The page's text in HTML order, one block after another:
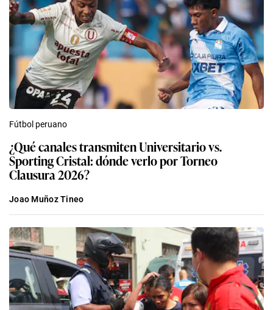
Fútbol peruano
¿Qué canales transmiten Universitario vs.
Sporting Cristal: dónde verlo por Torneo
Clausura 2026?
Joao Muñoz Tineo